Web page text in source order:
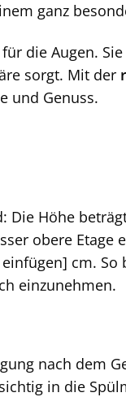
ganz
die Augen.
sorgt. Mit der
und Genuss.
Die Höhe
obere Etage
cm. So
einzunehmen.
nach dem
in die